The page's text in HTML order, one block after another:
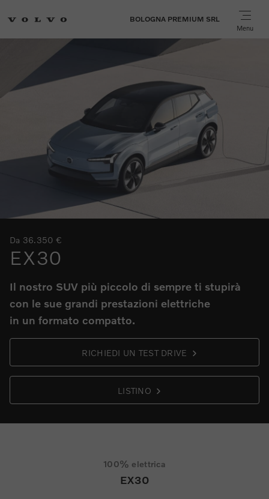
BOLOGNA PREMIUM SRL
Menu
Da 36.350 €
EX30
Il nostro SUV più piccolo di sempre ti stupirà
con le sue grandi prestazioni elettriche
in un formato compatto.
RICHIEDI UN TEST DRIVE
LISTINO
100% elettrica
EX30